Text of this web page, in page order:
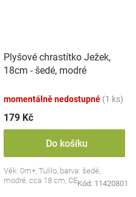
Plyšové chrastítko Ježek,
18cm - šedé, modré
momentálně nedostupné (1 ks)
179 Kč
Do košíku
Věk: 0m+, Tulilo, barva: šedé,
modré, cca 18 cm, CEKód: 11420801